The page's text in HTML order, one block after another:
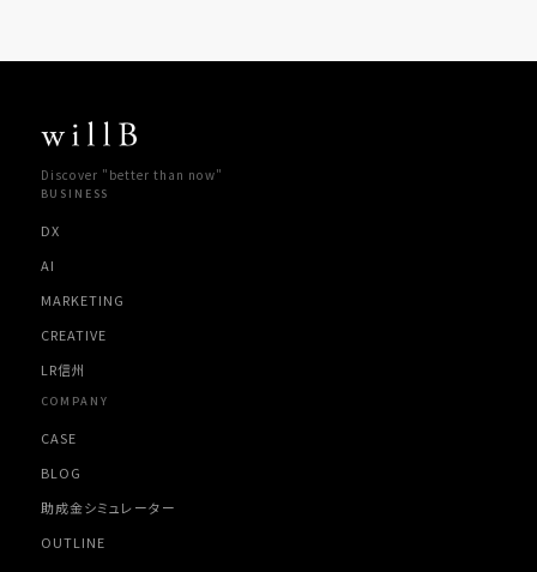
Discover "better than now"
BUSINESS
DX
AI
MARKETING
CREATIVE
LR信州
COMPANY
CASE
BLOG
助成金シミュレーター
OUTLINE